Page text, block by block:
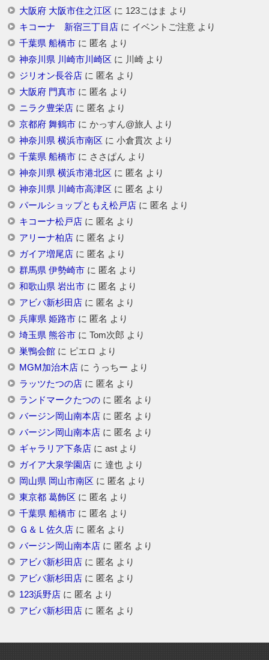
大阪府 大阪市住之江区 に 123こはま より
キコーナ 新宿三丁目店に イベントご注意より
千葉県 船橋市に 匿名 より
神奈川県 川崎市川崎区 に 川崎より
ジリオン長谷店に 匿名 より
大阪府 門真市に 匿名 より
ニラク豊栄店に 匿名 より
京都府 舞鶴市に かっすん@旅人 より
神奈川県 横浜市南区 に 小倉貫次 より
千葉県 船橋市に ささぱん より
神奈川県 横浜市港北区 に 匿名 より
神奈川県 川崎市高津区 に 匿名 より
パールショップともえ松戸店に 匿名 より
キコーナ松戸店に 匿名 より
アリーナ柏店に 匿名 より
ガイア増尾店に 匿名 より
群馬県 伊勢崎市に 匿名 より
和歌山県 岩出市に 匿名 より
アビバ新杉田店に 匿名 より
兵庫県 姫路市に 匿名 より
埼玉県 熊谷市に Tom次郎 より
巣鴨会館に ピエロ より
MGM加治木店に うっちー より
ラッツたつの店に 匿名 より
ランドマークたつのに 匿名 より
バージン岡山南本店に 匿名 より
バージン岡山南本店に 匿名 より
ギャラリア下条店に astより
ガイア大泉学園店に 達也より
岡山県 岡山市南区 に 匿名 より
東京都 葛飾区 に 匿名 より
千葉県 船橋市に 匿名 より
Ｇ＆Ｌ佐久店に 匿名 より
バージン岡山南本店に 匿名 より
アビバ新杉田店に 匿名 より
アビバ新杉田店に 匿名 より
123浜野店に 匿名 より
アビバ新杉田店に 匿名 より